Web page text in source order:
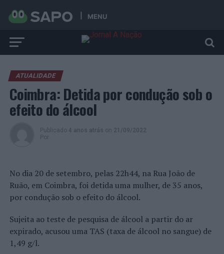
MENU
ATUALIDADE
Coimbra: Detida por condução sob o
efeito do álcool
Publicado 4 anos atrás on 21/09/2022
Por
No dia 20 de setembro, pelas 22h44, na Rua João de
Ruão, em Coimbra, foi detida uma mulher, de 35 anos,
por condução sob o efeito do álcool.
Sujeita ao teste de pesquisa de álcool a partir do ar
expirado, acusou uma TAS (taxa de álcool no sangue) de
1,49 g/l.